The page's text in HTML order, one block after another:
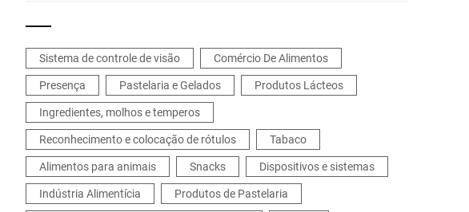
Sistema de controle de visão
Comércio De Alimentos
Presença
Pastelaria e Gelados
Produtos Lácteos
Ingredientes, molhos e temperos
Reconhecimento e colocação de rótulos
Tabaco
Alimentos para animais
Snacks
Dispositivos e sistemas
Indústria Alimentícia
Produtos de Pastelaria